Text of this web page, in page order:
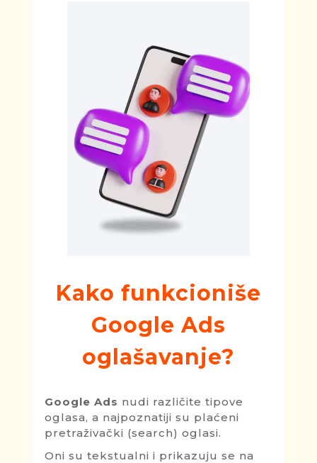
Kako funkcioniše
Google Ads
oglašavanje?
Google Ads nudi različite tipove
oglasa, a najpoznatiji su plaćeni
pretraživački (search) oglasi.
Oni su tekstualni i prikazuju se na